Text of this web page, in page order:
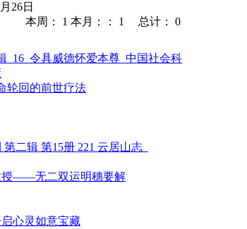
26日
本周： 1 本月：： 1 总计： 0
_16_令具威德怀爱本尊_中国社会科
回的前世疗法
二辑 第15册 221 云居山志_
授——无二双运明穗要解
心灵如意宝藏